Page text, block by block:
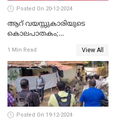
Posted On 20-12-2024
ആറ് വയസ്സുകാരിയുടെ
കൊലപാതകം;
ബന്ധമില്ലെന്ന് സ്ഥിരീകരണം
1 Min Read View All
Posted On 19-12-2024